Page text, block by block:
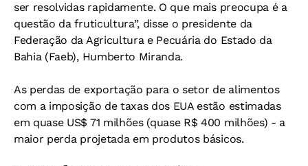
ser resolvidas rapidamente. O que mais preocupa é a
questão da fruticultura”, disse o presidente da
Federação da Agricultura e Pecuária do Estado da
Bahia (Faeb), Humberto Miranda.
As perdas de exportação para o setor de alimentos
com a imposição de taxas dos EUA estão estimadas
em quase US$ 71 milhões (quase R$ 400 milhões) - a
maior perda projetada em produtos básicos.